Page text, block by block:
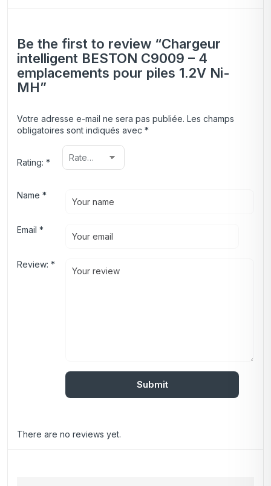
Be the first to review “Chargeur
intelligent BESTON C9009 – 4
emplacements pour piles 1.2V Ni-
MH”
Votre adresse e-mail ne sera pas publiée. Les champs
obligatoires sont indiqués avec *
Rating: *
Review: *
Name *
Email *
There are no reviews yet.